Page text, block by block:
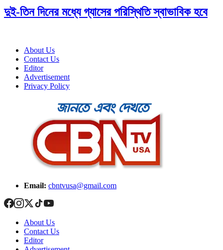
দুই-তিন দিনের মধ্যে গ্যাসের পরিস্থিতি স্বাভাবিক হবে
About Us
Contact Us
Editor
Advertisement
Privacy Policy
Email: cbntvusa@gmail.com
About Us
Contact Us
Editor